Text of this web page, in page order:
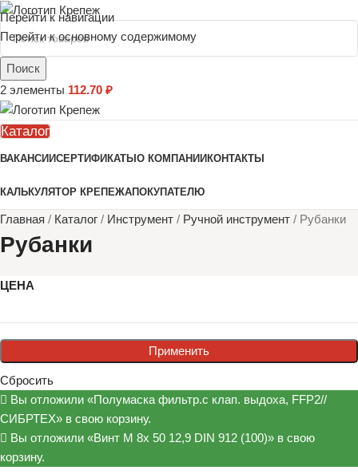
Перейти к навигации
Перейти к основному содержимому
Поиск
2 элементы 112.70 ₽
Каталог
ВАКАНСИИСЕРТИФИКАТЫ О КОМПАНИИ КОНТАКТЫ
КАЛЬКУЛЯТОР КРЕПЕЖАПОКУПАТЕЛЮ
Главная / Каталог / Инструмент / Ручной инструмент / Рубанки
Рубанки
ЦЕНА
Применить
Сбросить
Вы отложили «Полумаска фильтр.с клап. выдоха, FFP2//
СИБРТЕХ» в свою корзину.
Вы отложили «Винт М 8х 50 12,9 DIN 912 (100)» в свою
корзину.